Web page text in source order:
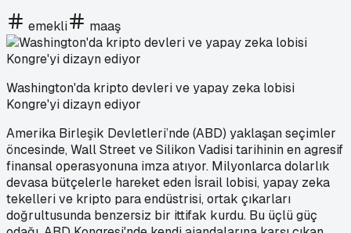
emekli maaş
Washington'da kripto devleri ve yapay zeka lobisi
Kongre'yi dizayn ediyor
Amerika Birleşik Devletleri’nde (ABD) yaklaşan seçimler
öncesinde, Wall Street ve Silikon Vadisi tarihinin en agresif
finansal operasyonuna imza atıyor. Milyonlarca dolarlık
devasa bütçelerle hareket eden İsrail lobisi, yapay zeka
tekelleri ve kripto para endüstrisi, ortak çıkarları
doğrultusunda benzersiz bir ittifak kurdu. Bu üçlü güç